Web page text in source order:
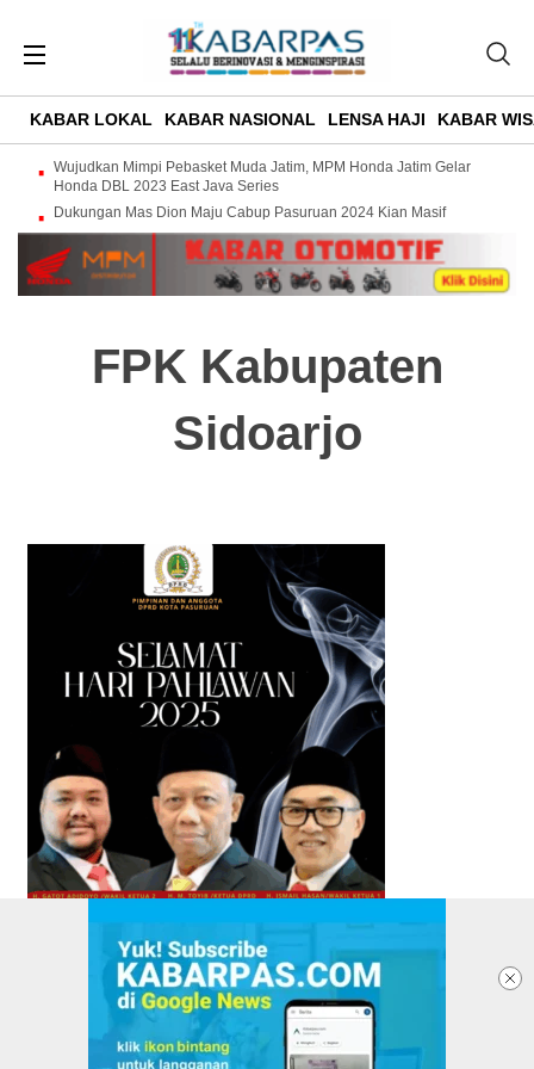
KABAR LOKAL KABAR NASIONAL LENSA HAJI KABAR
Wujudkan Mimpi Pebasket Muda Jatim, MPM Honda Jatim Gelar
Honda DBL 2023 East Java Series
Dukungan Mas Dion Maju Cabup Pasuruan 2024 Kian Masif
FPK Kabupaten
Sidoarjo
TENTANG KABARPAS REDAKSI PASANG IKLAN